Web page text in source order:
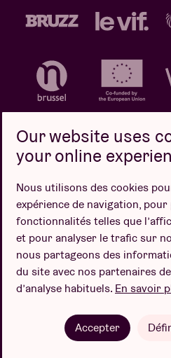
Politique de confidentialité
Conditions
Design
Our website uses
your online
Nous utilisons des cookies
expérience de navigation,
fonctionnalités telles que
et pour analyser le trafic sur
nous partageons des
du site avec nos partenaires
d’analyse habituels. En savoir
Accepter